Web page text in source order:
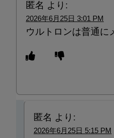
匿名 より:
2026年6月25日 3:01 PM
ウルトロンは普通に
匿名 より:
2026年6月25日 5:15 PM